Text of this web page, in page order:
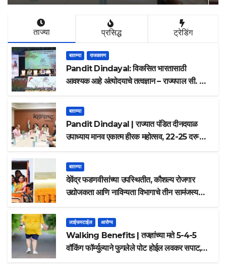
ताज्या प्रसिद्ध ट्रेडिंग
बातम्या राजकारण
Pandit Dindayal: विकसित भारतासाठी
आवश्यक आहे अंत्योदयाचे तत्वज्ञान – राज्यपाल सी. पी.
बातम्या
Pandit Dindayal | राज्यात पंडित दीनदयाळ
उपाध्याय मानव एकात्म हीरक महोत्सव, 22-25 दरम्यान
बातम्या
देवेंद्र फडणवीसांच्या उपस्थितीत, कौशल्य रोजगार
उद्योजकता आणि नाविन्यता विभागाचे तीन सामंजस्य
लाईफस्टाईल आरोग्य
Walking Benefits | तज्ज्ञांच्या मते 5-4-5
वॉकिंग फॉर्म्युल्याने फुगलेले पोट होईल लवकर सपाट,